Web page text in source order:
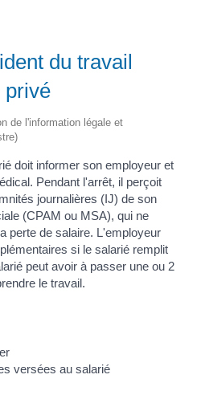
du travail
privé
de l'information légale et
doit informer son employeur et
Pendant l'arrêt, il perçoit
journalières (IJ) de son
(CPAM ou MSA), qui ne
perte de salaire. L'employeur
si le salarié remplit
peut avoir à passer une ou 2
le travail.
versées au salarié